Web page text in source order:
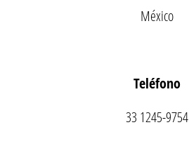
México
Teléfono
33 1245-9754